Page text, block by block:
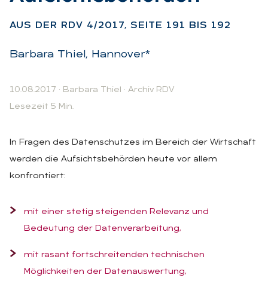
AUS DER RDV 4/2017, SEI­TE 191 BIS 192
Barbara Thiel, Hannover*
10.08.2017 · Barbara Thiel · Archiv RDV
Lesezeit 5 Min.
In Fragen des Datenschutzes im Bereich der Wirtschaft
werden die Aufsichtsbehörden heute vor allem
konfrontiert:
mit einer stetig steigenden Relevanz und
Bedeutung der Datenverarbeitung,
mit rasant fortschreitenden technischen
Möglichkeiten der Datenauswertung,